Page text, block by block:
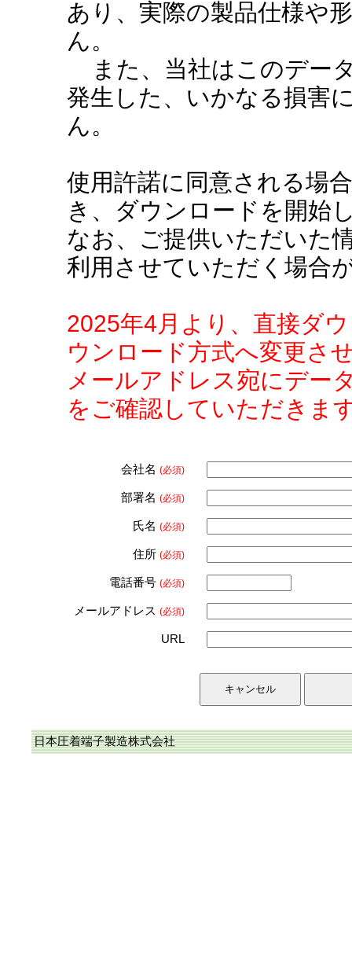
あり、実際の製品仕様や
ん。
また、当社はこのデー
発生した、いかなる損害
ん。
使用許諾に同意される場
き、ダウンロードを開始
なお、ご提供いただいた
利用させていただく場合
2025年4月より、直接ダ
ウンロード方式へ変更さ
メールアドレス宛にデー
をご確認していただきま
会社名 (必須)
部署名 (必須)
氏名 (必須)
住所 (必須)
電話番号 (必須)
メールアドレス (必須)
URL
日本圧着端子製造株式会社